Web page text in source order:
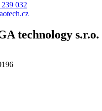
032
technology s.r.o.